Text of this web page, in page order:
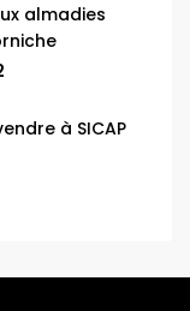
almadies
à SICAP